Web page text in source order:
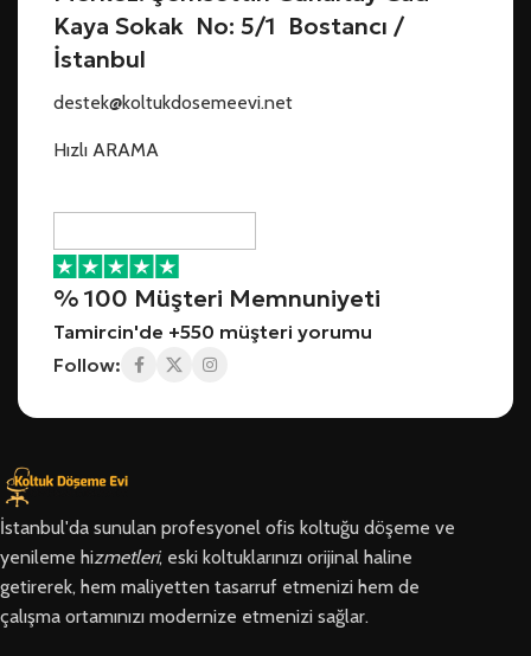
Kaya Sokak No: 5/1 Bostancı /
İstanbul
destek@koltukdosemeevi.net
Hızlı ARAMA
% 100 Müşteri Memnuniyeti
Tamircin'de +550 müşteri yorumu
Follow:
İstanbul'da sunulan profesyonel ofis koltuğu döşeme ve
yenileme hizmetleri, eski koltuklarınızı orijinal haline
getirerek, hem maliyetten tasarruf etmenizi hem de
çalışma ortamınızı modernize etmenizi sağlar.